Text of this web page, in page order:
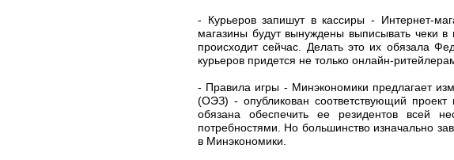
- Курьеров запишут в кассиры - Интернет-
магазины будут вынуждены выписывать чеки
происходит сейчас. Делать это их обязала
курьеров придется не только онлайн-
- Правила игры - Минэкономики предлагает
(ОЭЗ) - опубликован соответствующий
обязана обеспечить ее резидентов всей
потребностями. Но большинство изначально
в Минэкономики.